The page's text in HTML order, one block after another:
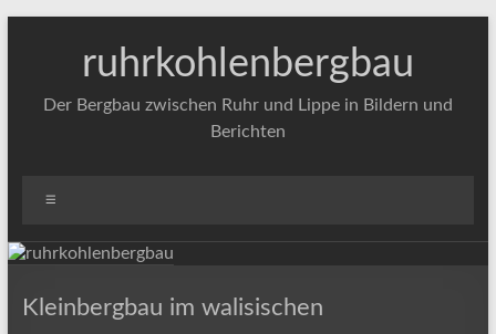
ruhrkohlenbergbau
Der Bergbau zwischen Ruhr und Lippe in Bildern und
Berichten
Kleinbergbau im walisischen